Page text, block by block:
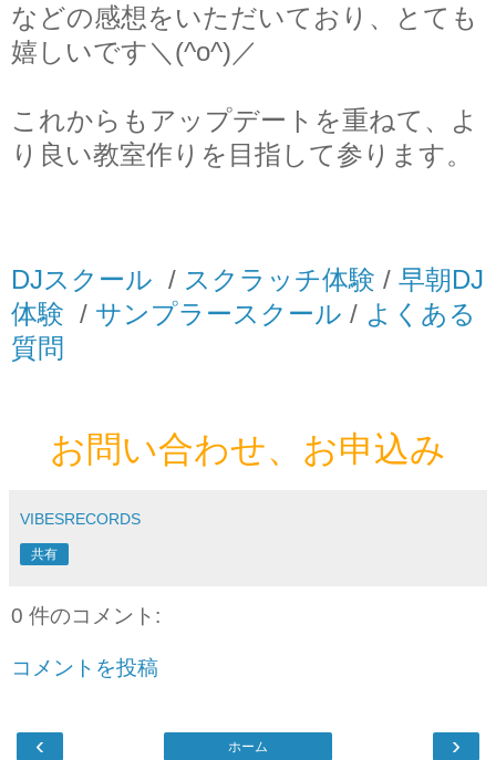
などの感想をいただいており、とても
嬉しいです＼(^o^)／
これからもアップデートを重ねて、よ
り良い教室作りを目指して参ります。
DJスクール / スクラッチ体験 / 早朝DJ
体験 / サンプラースクール / よくある
質問
お問い合わせ、お申込み
VIBESRECORDS
共有
0 件のコメント:
コメントを投稿
‹ ›
ホーム